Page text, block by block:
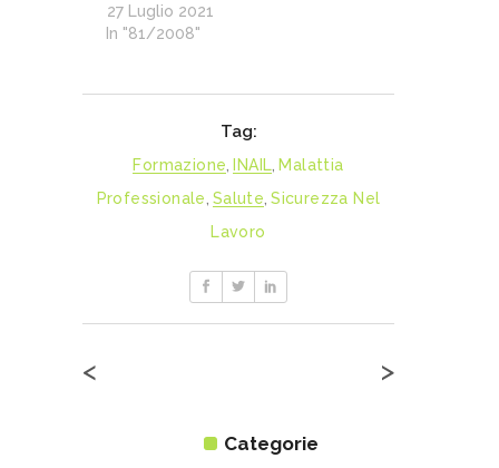
27 Luglio 2021
In "81/2008"
Tag:
Formazione INAIL Malattia
Professionale Salute Sicurezza Nel
Lavoro
< >
Categorie